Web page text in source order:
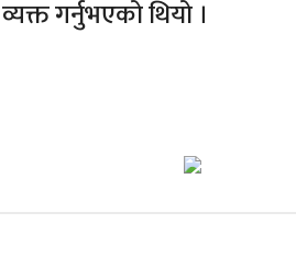
गर्नुभएको थियो ।